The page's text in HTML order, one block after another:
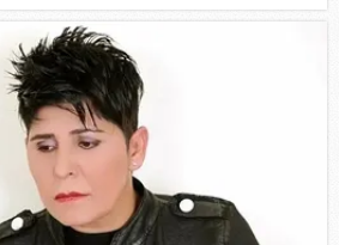
aşağıda yer alan panel
Çerezlere ilişkin detaylı bilgi
tıklayabilir,Çerez Bilgilendirme
Korunması Kanunu uyarınca
Metnimizi okumak ve sitemizde
kullanılan çerezlerle ilgili bilgi